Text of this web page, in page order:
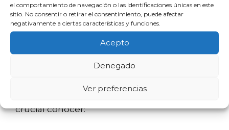
el comportamiento de navegación o las identificaciones únicas en este
sitio. No consentir o retirar el consentimiento, puede afectar
negativamente a ciertas características y funciones.
Acepto
Denegado
Ver preferencias
situación.
¿Qué derechos tienes si te
embargan la vivienda?
durante el proceso de embargo que es
crucial conocer: